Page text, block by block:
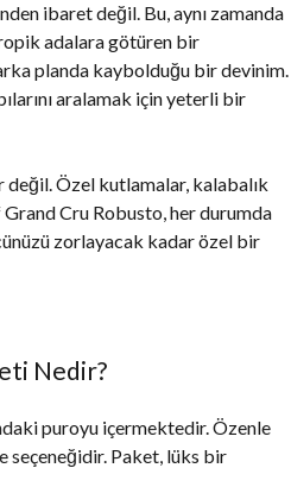
ibaret değil. Bu, aynı zamanda
adalara götüren bir
planda kaybolduğu bir devinim.
aralamak için yeterli bir
Özel kutlamalar, kalabalık
Cru Robusto, her durumda
zorlayacak kadar özel bir
Nedir?
puroyu içermektedir. Özenle
seçeneğidir. Paket, lüks bir